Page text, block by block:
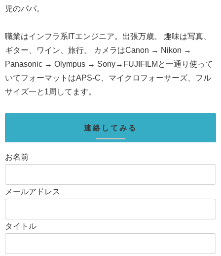
児のパパ。
職業はインフラ系ITエンジニア。出張万歳。 趣味は写真、
ギター、ワイン、旅行。 カメラはCanon → Nikon →
Panasonic → Olympus → Sony→FUJIFILMと一通り使って
いてフォーマットはAPS-C、マイクロフォーサーズ、フル
サイズ一と1周してます。
連絡してみる
お名前
メールアドレス
タイトル